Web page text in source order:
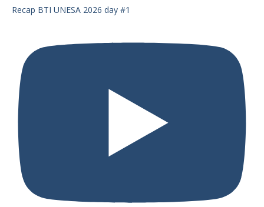
Recap BTI UNESA 2026 day #1